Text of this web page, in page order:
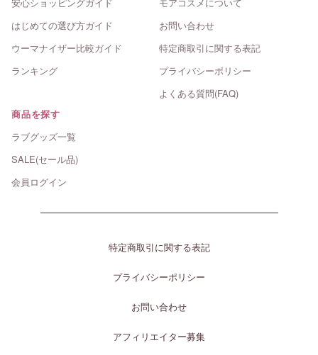
はじめての選び方ガイド
ウーマナイザー比較ガイド
ランキング
お問い合わせ
特定商取引に関する表記
プライバシーポリシー
よくある質問(FAQ)
商品を探す
ラブグッズ一覧
SALE(セール品)
会員ログイン
特定商取引に関する表記
プライバシーポリシー
お問い合わせ
アフィリエイター募集